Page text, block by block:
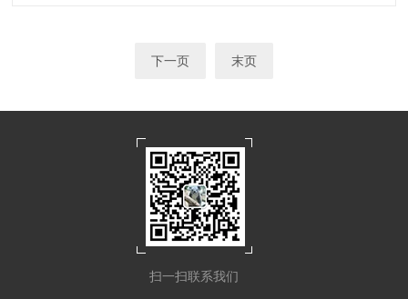
下一页 末页
扫一扫联系我们